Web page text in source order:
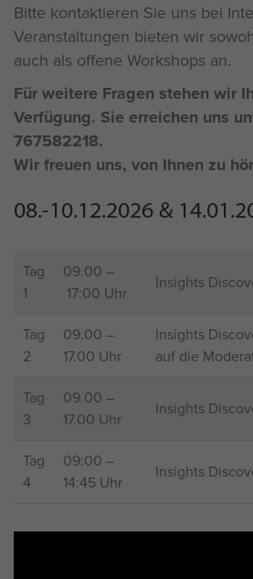
Bitte kontaktieren Sie uns bei
Veranstaltungen bieten wir
auch als offene Workshops an.
Für weitere Fragen stehen wir
Verfügung. Sie erreichen uns
767582218.
Wir freuen uns, von Ihnen zu
08.-10.12.2026 &
Tag
1
09.00 –
17:00 Uhr
Insights
Tag
2
09.00 –
17.00 Uhr
Insights
auf die
Tag
3
09.00 –
17.00 Uhr
Insights
Tag
4
09:00 –
14:45 Uhr
Insights